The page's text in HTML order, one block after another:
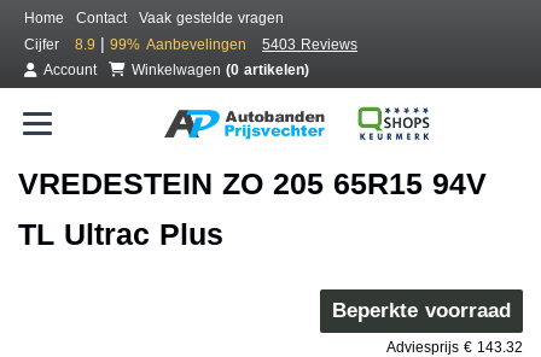
Home Contact
Vaak gestelde vragen
Cijfer
8.9 | 99% Aanbevelingen
5403 Reviews
Account
Winkelwagen (0 artikelen)
VREDESTEIN ZO 205 65R15 94V
TL Ultrac Plus
Beperkte voorraad
Adviesprijs € 143.32